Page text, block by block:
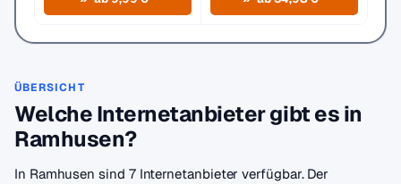
ÜBERSICHT
Welche Internetanbieter gibt es in
Ramhusen?
In Ramhusen sind 7 Internetanbieter verfügbar. Der